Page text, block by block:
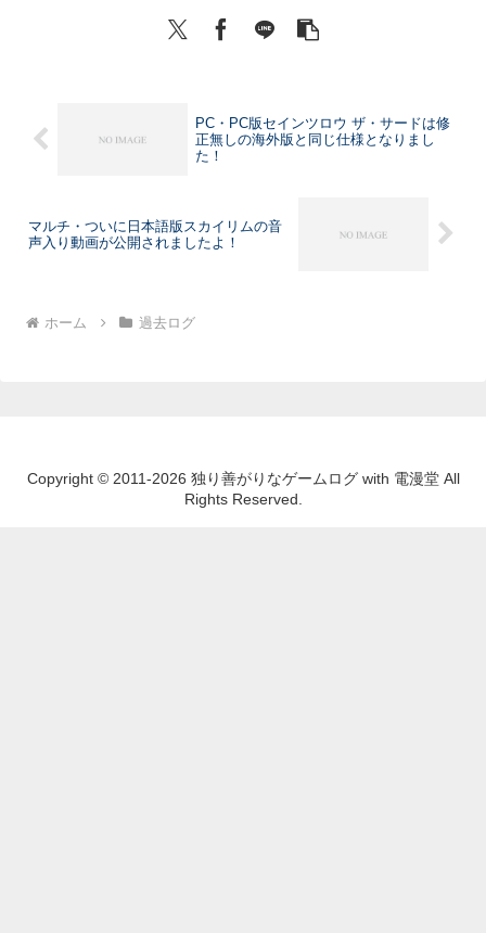
PC・PC版セインツロウ ザ・サードは修
正無しの海外版と同じ仕様となりまし
た！
マルチ・ついに日本語版スカイリムの音
声入り動画が公開されましたよ！
ホーム 過去ログ
Copyright © 2011-2026 独り善がりなゲームログ with 電漫堂 All
Rights Reserved.